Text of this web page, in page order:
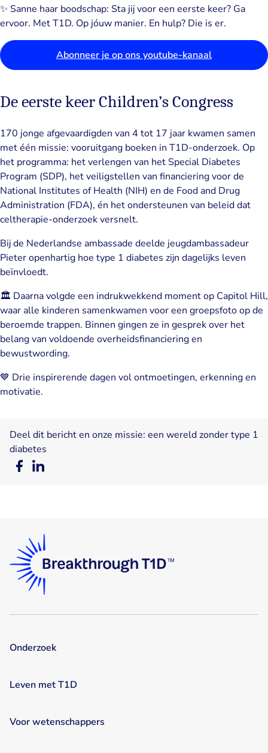
✨ Sanne haar boodschap: Sta jij voor een eerste keer? Ga
ervoor. Met T1D. Op jóuw manier. En hulp? Die is er.
Abonneer je op ons youtube-kanaal
De eerste keer Children’s Congress
170 jonge afgevaardigden van 4 tot 17 jaar kwamen samen
met één missie: vooruitgang boeken in T1D-onderzoek. Op
het programma: het verlengen van het Special Diabetes
Program (SDP), het veiligstellen van financiering voor de
National Institutes of Health (NIH) en de Food and Drug
Administration (FDA), én het ondersteunen van beleid dat
celtherapie-onderzoek versnelt.
Bij de Nederlandse ambassade deelde jeugdambassadeur
Pieter openhartig hoe type 1 diabetes zijn dagelijks leven
beïnvloedt.
🏛 Daarna volgde een indrukwekkend moment op Capitol Hill,
waar alle kinderen samenkwamen voor een groepsfoto op de
beroemde trappen. Binnen gingen ze in gesprek over het
belang van voldoende overheidsfinanciering en
bewustwording.
💙 Drie inspirerende dagen vol ontmoetingen, erkenning en
motivatie.
Deel dit bericht en onze missie: een wereld zonder type 1
diabetes
DeelDeel
Onderzoek
Leven met T1D
Voor wetenschappers